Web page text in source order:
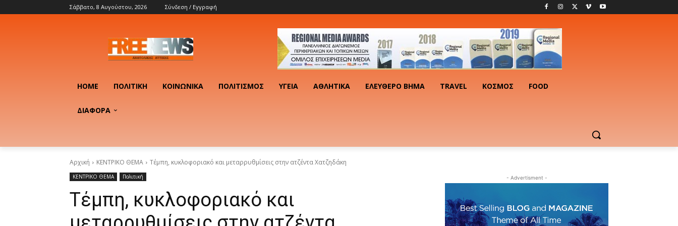
Σάββατο, 8 Αυγούστου, 2026 Σύνδεση / Εγγραφή
HOME ΠΟΛΙΤΙΚΉ ΚΟΙΝΩΝΙΚΆ ΠΟΛΙΤΙΣΜΌΣ ΥΓΕΊΑ ΑΘΛΗΤΙΚΆ ΕΛΕΎΘΕΡΟ ΒΉΜΑ TRAVEL ΚΟΣΜΟΣ FOOD
ΔΙΑΦΟΡΑ
Αρχική ΚΕΝΤΡΙΚΟ ΘΕΜΑ Τέμπη, κυκλοφοριακό και μεταρρυθμίσεις στην ατζέντα Χατζηδάκη
ΚΕΝΤΡΙΚΟ ΘΕΜΑ Πολιτική
Τέμπη, κυκλοφοριακό και
- Advertisment -